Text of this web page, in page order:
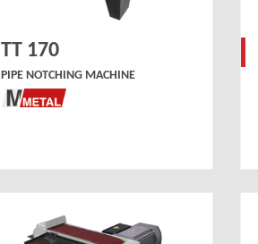
TT 170
PIPE NOTCHING MACHINE